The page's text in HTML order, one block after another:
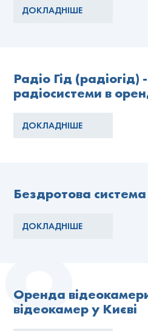
ДОКЛАДНІШЕ
Радіо Гід (радіогід)
радіосистеми в
ДОКЛАДНІШЕ
Бездротова
ДОКЛАДНІШЕ
Оренда
відеокамер у Києві